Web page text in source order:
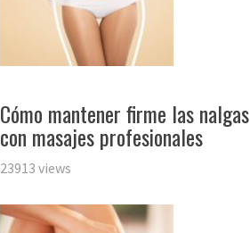
Cómo mantener firme las nalgas
con masajes profesionales
23913 views